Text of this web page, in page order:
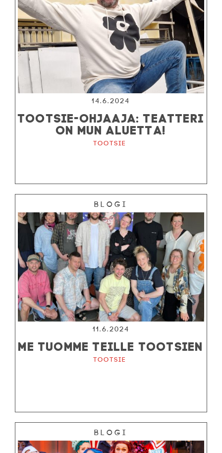
14.6.2024
TOOTSIE-OHJAAJA: TEATTERI
ON MUN ALUETTA!
Tootsie
Blogi
11.6.2024
ME TUOMME TEILLE TOOTSIEN
Tootsie
Blogi